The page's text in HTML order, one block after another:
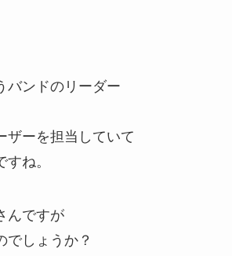
バンドのリーダー
ザーを担当していて
ね。
んですが
でしょうか？